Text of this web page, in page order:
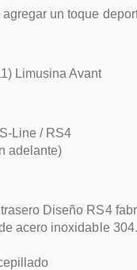
un toque
Limusina Avant
Line / RS4
adelante)
Diseño RS4
acero inoxidable 304.